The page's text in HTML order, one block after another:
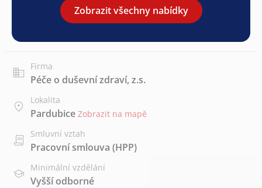
Zobrazit všechny nabídky
Firma
Péče o duševní zdraví, z.s.
Lokalita
Pardubice Zobrazit na mapě
Smluvní vztah
Pracovní smlouva (HPP)
Minimální vzdělání
Vyšší odborné